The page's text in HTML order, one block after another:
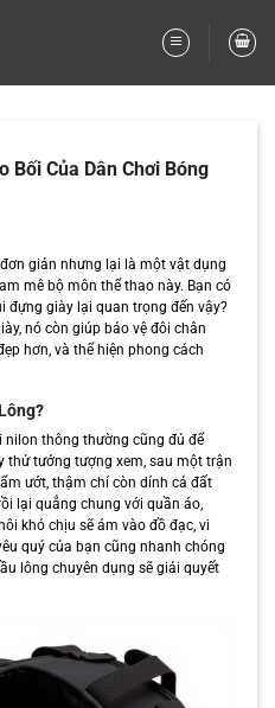
Bối Của Dân Chơi Bóng
giản nhưng lại là một vật dụng
mê bộ môn thể thao này. Bạn có
đựng giày lại quan trọng đến vậy?
nó còn giúp bảo vệ đôi chân
hơn, và thể hiện phong cách
nilon thông thường cũng đủ để
thử tưởng tượng xem, sau một trận
ướt, thậm chí còn dính cả đất
lại quẳng chung với quần áo,
khó chịu sẽ ám vào đồ đạc, vi
quý của bạn cũng nhanh chóng
lông chuyên dụng sẽ giải quyết